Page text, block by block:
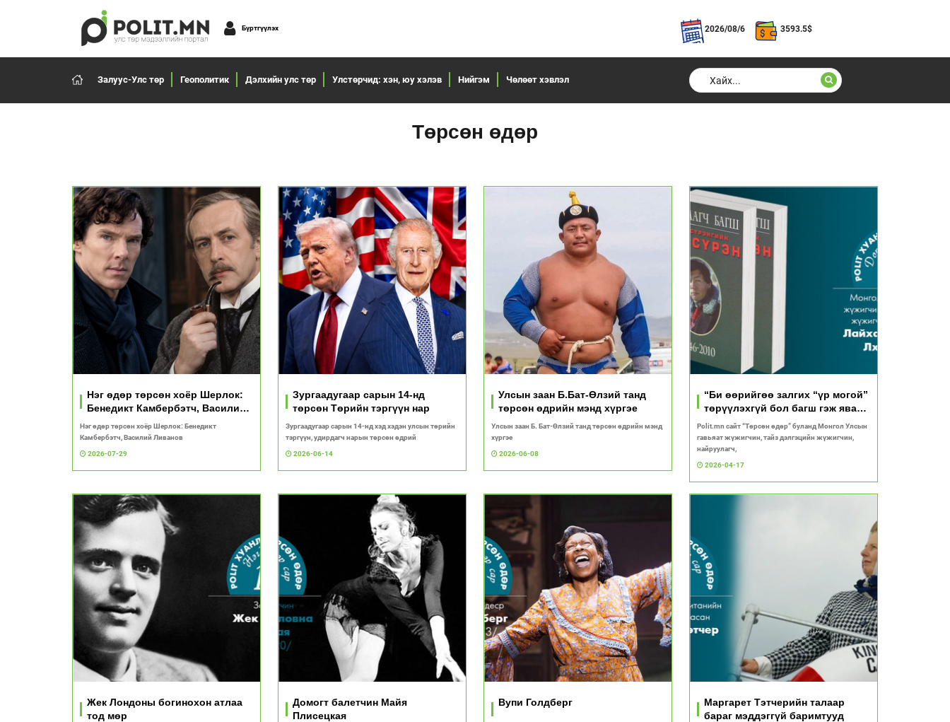
Бүртгүүлэх 2026/08/6 3593.5$
Залуус-Улс төр Геополитик Дэлхийн улс төр Улстөрчид: хэн, юу хэлэв Нийгэм Чөлөөт хэвлэл
Төрсөн өдөр
Нэг өдөр төрсөн хоёр Шерлок:
Бенедикт Камбербэтч, Василий
Нэг өдөр төрсөн хоёр Шерлок: Бенедикт
Камбербэтч, Василий Ливанов
2026-07-29
Зургаадугаар сарын 14-нд
төрсөн Төрийн тэргүүн нар
Зургаадугаар сарын 14-нд хэд хэдэн улсын төрийн
тэргүүн, удирдагч нарын төрсөн өдрий
2026-06-14
Улсын заан Б.Бат-Өлзий танд
төрсөн өдрийн мэнд хүргэе
Улсын заан Б. Бат-Өлзий танд төрсөн өдрийн мэнд
хүргэе
2026-06-08
“Би өөрийгөө залгих “үр могой”
төрүүлэхгүй бол багш гэж явах
хэрэг байхгүй”
​​​​​​​Polit.mn сайт “Төрсөн өдөр” буланд Монгол Улсын
гавьяат жүжигчин, тайз дэлгэцийн жүжигчин,
найруулагч,
2026-04-17
Жек Лондоны богинохон атлаа
тод мөр
Домогт балетчин Майя
Плисецкая
Вупи Голдберг
Маргарет Тэтчерийн талаар
бараг мэддэггүй баримтууд